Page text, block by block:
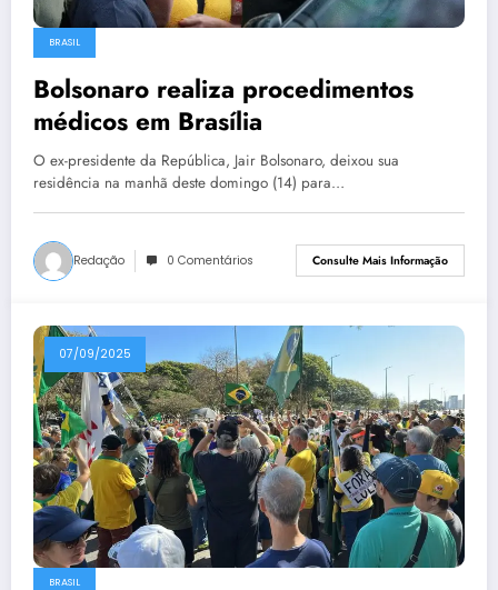
BRASIL
Bolsonaro realiza procedimentos
médicos em Brasília
O ex-presidente da República, Jair Bolsonaro, deixou sua
residência na manhã deste domingo (14) para…
Redação 0 Comentários Consulte Mais Informação
07/09/2025
BRASIL